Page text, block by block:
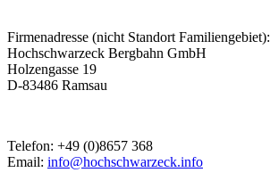
Firmenadresse (nicht Standort Familiengebiet):
Hochschwarzeck Bergbahn GmbH
Holzengasse 19
D-83486 Ramsau
Telefon: +49 (0)8657 368
Email: info@hochschwarzeck.info